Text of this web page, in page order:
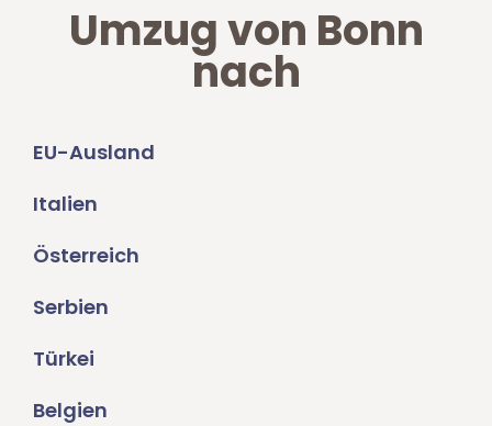
Umzug von Bonn
nach
EU-Ausland
Italien
Österreich
Serbien
Türkei
Belgien